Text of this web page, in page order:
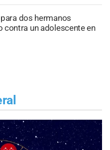
dos hermanos
contra un adolescente en